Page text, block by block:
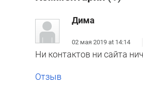
Дима
02 мая 2019 at 14:14
Ни контактов ни сайта
Отзыв